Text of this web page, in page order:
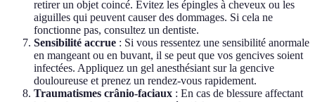
retirer un objet coincé. Évitez les épingles à cheveux ou les
aiguilles qui peuvent causer des dommages. Si cela ne
fonctionne pas, consultez un dentiste.
Sensibilité accrue : Si vous ressentez une sensibilité anormale
en mangeant ou en buvant, il se peut que vos gencives soient
infectées. Appliquez un gel anesthésiant sur la gencive
douloureuse et prenez un rendez-vous rapidement.
Traumatismes crânio-faciaux : En cas de blessure affectant